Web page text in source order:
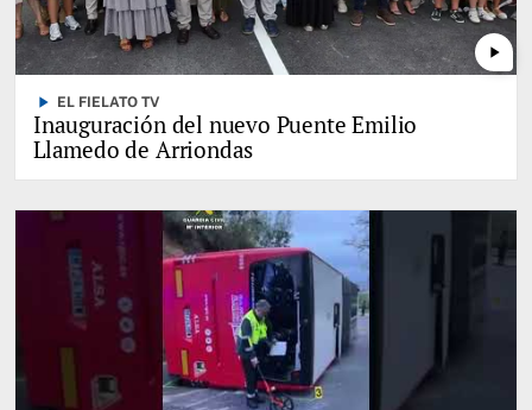
play_arrow
play_arrow EL FIELATO TV
Inauguración del nuevo Puente Emilio
Llamedo de Arriondas